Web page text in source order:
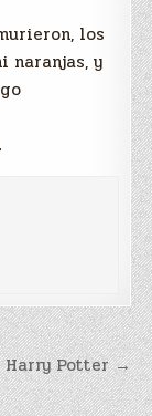
los
naranjas, y
Harry Potter →